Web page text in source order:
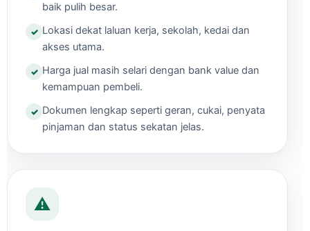
baik pulih besar.
Lokasi dekat laluan kerja, sekolah, kedai dan
akses utama.
Harga jual masih selari dengan bank value dan
kemampuan pembeli.
Dokumen lengkap seperti geran, cukai, penyata
pinjaman dan status sekatan jelas.
⚠️